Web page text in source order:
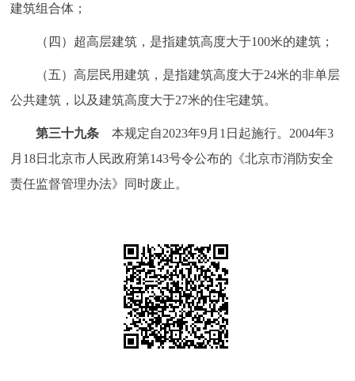
建筑组合体；
（四）超高层建筑，是指建筑高度大于100米的建筑；
（五）高层民用建筑，是指建筑高度大于24米的非单层
公共建筑，以及建筑高度大于27米的住宅建筑。
第三十九条 本规定自2023年9月1日起施行。2004年3
月18日北京市人民政府第143号令公布的《北京市消防安全
责任监督管理办法》同时废止。